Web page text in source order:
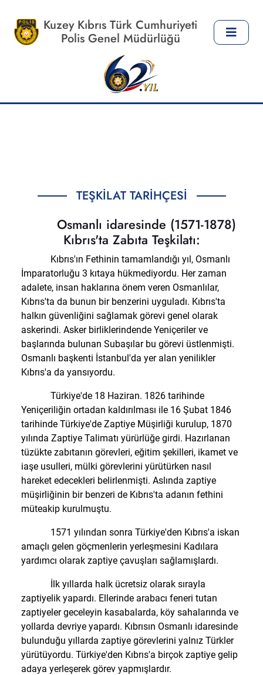
Kuzey Kıbrıs Türk Cumhuriyeti
Polis Genel Müdürlüğü
TEŞKILAT TARIHÇESI
Osmanlı idaresinde (1571-1878)
Kıbrıs'ta Zabıta Teşkilatı:
Kıbrıs'ın Fethinin tamamlandığı yıl, Osmanlı
İmparatorluğu 3 kıtaya hükmediyordu. Her zaman
adalete, insan haklarına önem veren Osmanlılar,
Kıbrıs'ta da bunun bir benzerini uyguladı. Kıbrıs'ta
halkın güvenliğini sağlamak görevi genel olarak
askerindi. Asker birliklerindende Yeniçeriler ve
başlarında bulunan Subaşılar bu görevi üstlenmişti.
Osmanlı başkenti İstanbul'da yer alan yenilikler
Kıbrıs'a da yansıyordu.
Türkiye'de 18 Haziran. 1826 tarihinde
Yeniçeriliğin ortadan kaldırılması ile 16 Şubat 1846
tarihinde Türkiye'de Zaptiye Müşirliği kurulup, 1870
yılında Zaptiye Talimatı yürürlüğe girdi. Hazırlanan
tüzükte zabıtanın görevleri, eğitim şekilleri, ikamet ve
iaşe usulleri, mülki görevlerini yürütürken nasıl
hareket edecekleri belirlenmişti. Aslında zaptiye
müşirliğinin bir benzeri de Kıbrıs'ta adanın fethini
müteakip kurulmuştu.
1571 yılından sonra Türkiye'den Kıbrıs'a iskan
amaçlı gelen göçmenlerin yerleşmesini Kadılara
yardımcı olarak zaptiye çavuşları sağlamışlardı.
İlk yıllarda halk ücretsiz olarak sırayla
zaptiyelik yapardı. Ellerinde arabacı feneri tutan
zaptiyeler geceleyin kasabalarda, köy sahalarında ve
yollarda devriye yapardı. Kıbrısın Osmanlı idaresinde
bulunduğu yıllarda zaptiye görevlerini yalnız Türkler
yürütüyordu. Türkiye'den Kıbrıs'a birçok zaptiye gelip
adaya yerleşerek görev yapmışlardır.